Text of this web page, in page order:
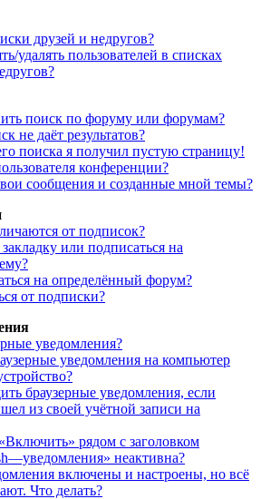
друзей и недругов?
удалять пользователей в списках
поиск по форуму или форумам?
не даёт результатов?
поиска я получил пустую страницу!
конференции?
сообщения и созданные мной темы?
от подписок?
или подписаться на
на определённый форум?
от подписки?
уведомления?
уведомления на компьютер
браузерные уведомления, если
из своей учётной записи на
рядом с заголовком
неактивна?
включены и настроены, но всё
Что делать?